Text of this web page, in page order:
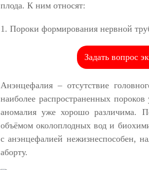
плода. К ним относят:
1. Пороки формирования нервной
Задать вопрос
Анэнцефалия – отсутствие
наиболее распространенных
аномалия уже хорошо различима.
объёмом околоплодных вод и
с анэнцефалией нежизнеспособен,
аборту.